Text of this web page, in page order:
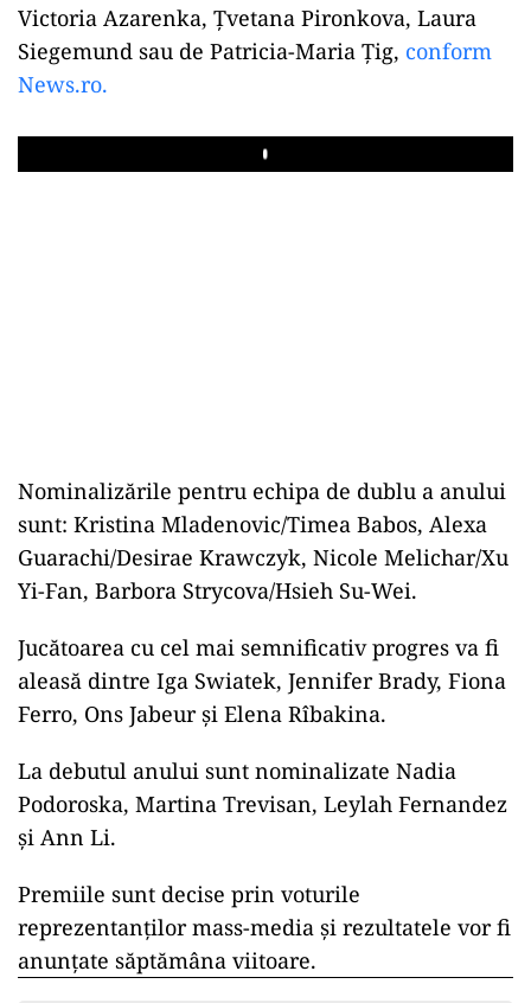
Victoria Azarenka, Ţvetana Pironkova, Laura
Siegemund sau de Patricia-Maria Ţig, conform
News.ro.
Play
Nominalizările pentru echipa de dublu a anului
sunt: Kristina Mladenovic/Timea Babos, Alexa
Guarachi/Desirae Krawczyk, Nicole Melichar/Xu
Yi-Fan, Barbora Strycova/Hsieh Su-Wei.
Jucătoarea cu cel mai semnificativ progres va fi
aleasă dintre Iga Swiatek, Jennifer Brady, Fiona
Ferro, Ons Jabeur şi Elena Rîbakina.
La debutul anului sunt nominalizate Nadia
Podoroska, Martina Trevisan, Leylah Fernandez
şi Ann Li.
Premiile sunt decise prin voturile
reprezentanţilor mass-media şi rezultatele vor fi
anunţate săptămâna viitoare.